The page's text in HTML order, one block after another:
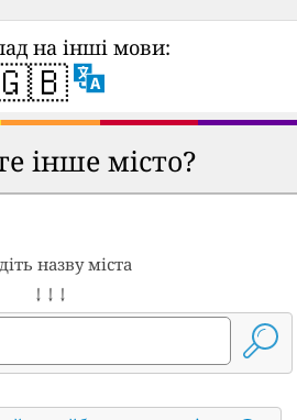
гидрометеорологии. Jizzakh
на інші мови:
інше місто?
назву міста
↓ ↓ ↓